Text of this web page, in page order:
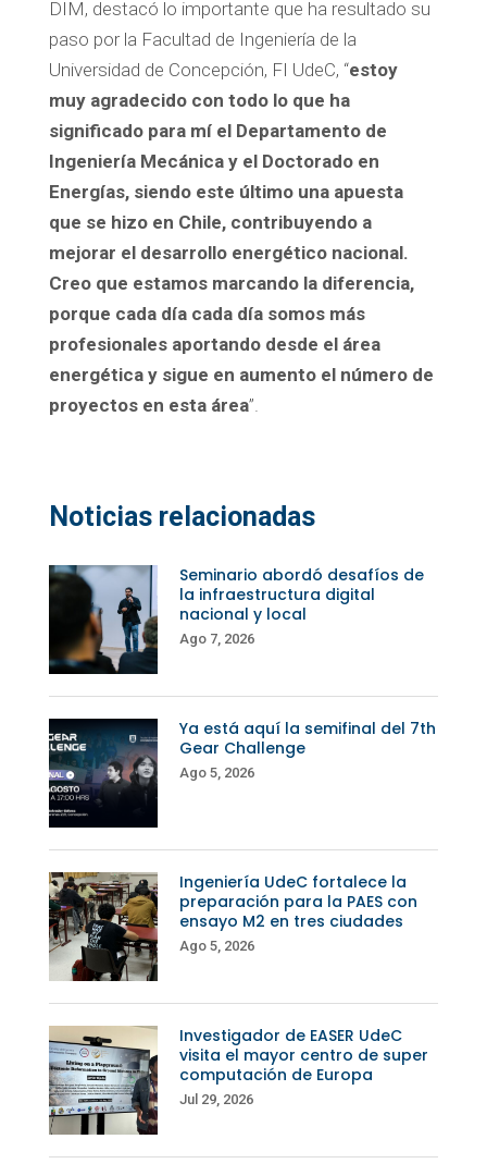
DIM, destacó lo importante que ha resultado su
paso por la Facultad de Ingeniería de la
Universidad de Concepción, FI UdeC, “estoy
muy agradecido con todo lo que ha
significado para mí el Departamento de
Ingeniería Mecánica y el Doctorado en
Energías, siendo este último una apuesta
que se hizo en Chile, contribuyendo a
mejorar el desarrollo energético nacional.
Creo que estamos marcando la diferencia,
porque cada día cada día somos más
profesionales aportando desde el área
energética y sigue en aumento el número de
proyectos en esta área”.
Noticias relacionadas
Seminario abordó desafíos de
la infraestructura digital
nacional y local
Ago 7, 2026
Ya está aquí la semifinal del 7th
Gear Challenge
Ago 5, 2026
Ingeniería UdeC fortalece la
preparación para la PAES con
ensayo M2 en tres ciudades
Ago 5, 2026
Investigador de EASER UdeC
visita el mayor centro de super
computación de Europa
Jul 29, 2026